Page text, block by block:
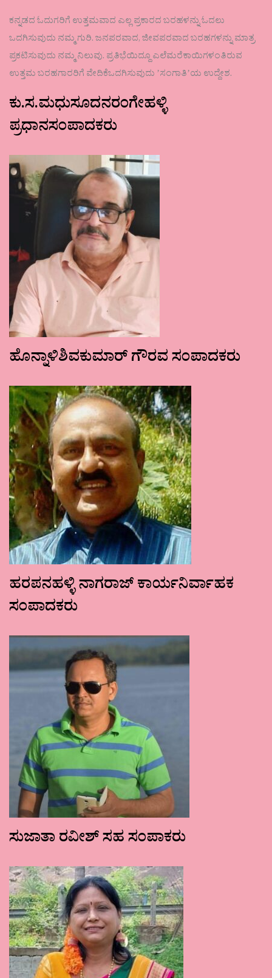
ಕನ್ನಡದ ಓದುಗರಿಗೆ ಉತ್ತಮವಾದ ಎಲ್ಲ ಪ್ರಕಾರದ ಬರಹಳನ್ನು ಓದಲು
ಒದಗಿಸುವುದು ನಮ್ಮ ಗುರಿ. ಜನಪರವಾದ, ಜೀವಪರವಾದ ಬರಹಗಳನ್ನು ಮಾತ್ರ
ಪ್ರಕಟಿಸುವುದು ನಮ್ಮ ನಿಲುವು. ಪ್ರತಿಭೆಯಿದ್ದೂ ಎಲೆಮರೆಕಾಯಿಗಳಂತಿರುವ
ಉತ್ತಮ ಬರಹಗಾರರಿಗೆ ವೇದಿಕೆಒದಗಿಸುವುದು ʼಸಂಗಾತಿʼಯ ಉದ್ದೇಶ.
ಕು.ಸ.ಮಧುಸೂದನರಂಗೇಹಳ್ಳಿ
ಪ್ರಧಾನಸಂಪಾದಕರು
ಹೊನ್ನಾಳಿಶಿವಕುಮಾರ್ ಗೌರವ ಸಂಪಾದಕರು
ಹರಪನಹಳ್ಳಿ ನಾಗರಾಜ್ ಕಾರ್ಯನಿರ್ವಾಹಕ
ಸಂಪಾದಕರು
ಸುಜಾತಾ ರವೀಶ್ ಸಹ ಸಂಪಾಕರು